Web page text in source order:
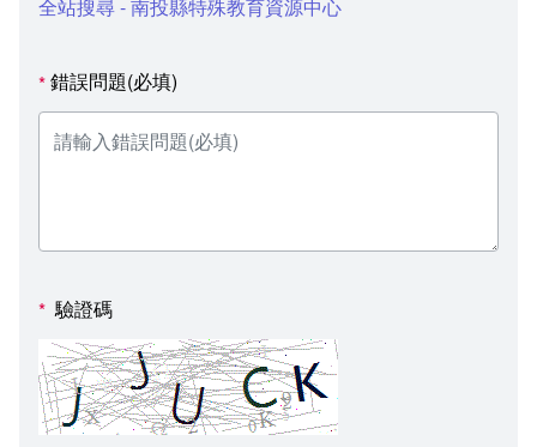
全站搜尋 - 南投縣特殊教育資源中心
*錯誤問題(必填)
* 驗證碼